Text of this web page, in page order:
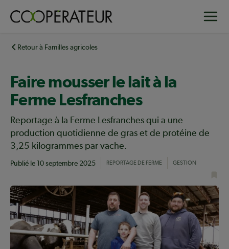
principalRetour à Familles agricoles
Faire mousser le lait à la
Ferme Lesfranches
Reportage à la Ferme Lesfranches qui a une
production quotidienne de gras et de protéine de
3,25 kilogrammes par vache.
Publié le 10 septembre 2025 REPORTAGE DE FERME GESTION